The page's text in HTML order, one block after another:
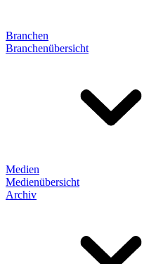
Branchen
Branchenübersicht
Medien
Medienübersicht
Archiv